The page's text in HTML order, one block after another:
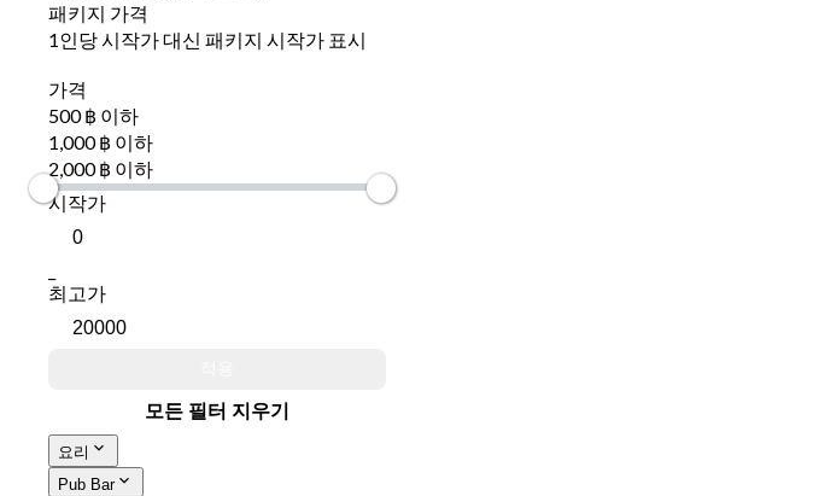
패키지 가격
1인당 시작가 대신 패키지 시작가 표시
가격
500 ฿ 이하
1,000 ฿ 이하
2,000 ฿ 이하
시작가
최고가
모든 필터 지우기
요리
Pub Bar